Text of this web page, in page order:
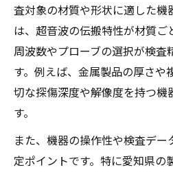
非破壊検査技術と超
レンド
愛知の産業現場で進
の役割
エビデント超音波探
超音波探傷試験の自
き
査対象の材質や形状に適した機
は、超音波の伝搬特性が材質
周波数やプローブの選択が検査
す。例えば、金属製品の厚さや
切な探傷深度や解像度を持つ機
す。
また、機器の操作性や検査デ
定ポイントです。特に愛知県の